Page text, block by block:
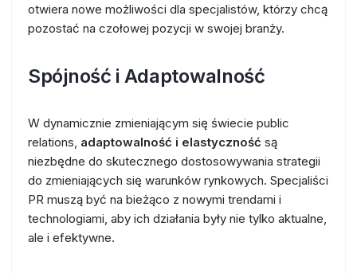
otwiera nowe możliwości dla specjalistów, którzy chcą
pozostać na czołowej pozycji w swojej branży.
Spójność i Adaptowalność
W dynamicznie zmieniającym się świecie public
relations, adaptowalność i elastyczność są
niezbędne do skutecznego dostosowywania strategii
do zmieniających się warunków rynkowych. Specjaliści
PR muszą być na bieżąco z nowymi trendami i
technologiami, aby ich działania były nie tylko aktualne,
ale i efektywne.